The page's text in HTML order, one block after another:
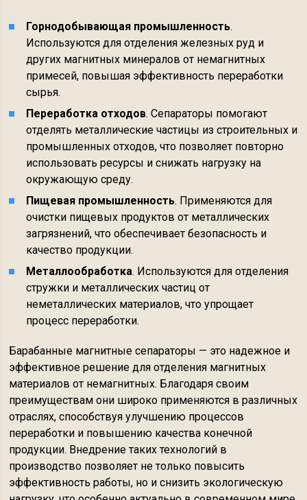
Горнодобывающая промышленность.
Используются для отделения железных руд и
других магнитных минералов от немагнитных
примесей, повышая эффективность переработки
сырья.
Переработка отходов. Сепараторы помогают
отделять металлические частицы из строительных и
промышленных отходов, что позволяет повторно
использовать ресурсы и снижать нагрузку на
окружающую среду.
Пищевая промышленность. Применяются для
очистки пищевых продуктов от металлических
загрязнений, что обеспечивает безопасность и
качество продукции.
Металлообработка. Используются для отделения
стружки и металлических частиц от
неметаллических материалов, что упрощает
процесс переработки.
Барабанные магнитные сепараторы — это надежное и
эффективное решение для отделения магнитных
материалов от немагнитных. Благодаря своим
преимуществам они широко применяются в различных
отраслях, способствуя улучшению процессов
переработки и повышению качества конечной
продукции. Внедрение таких технологий в
производство позволяет не только повысить
эффективность работы, но и снизить экологическую